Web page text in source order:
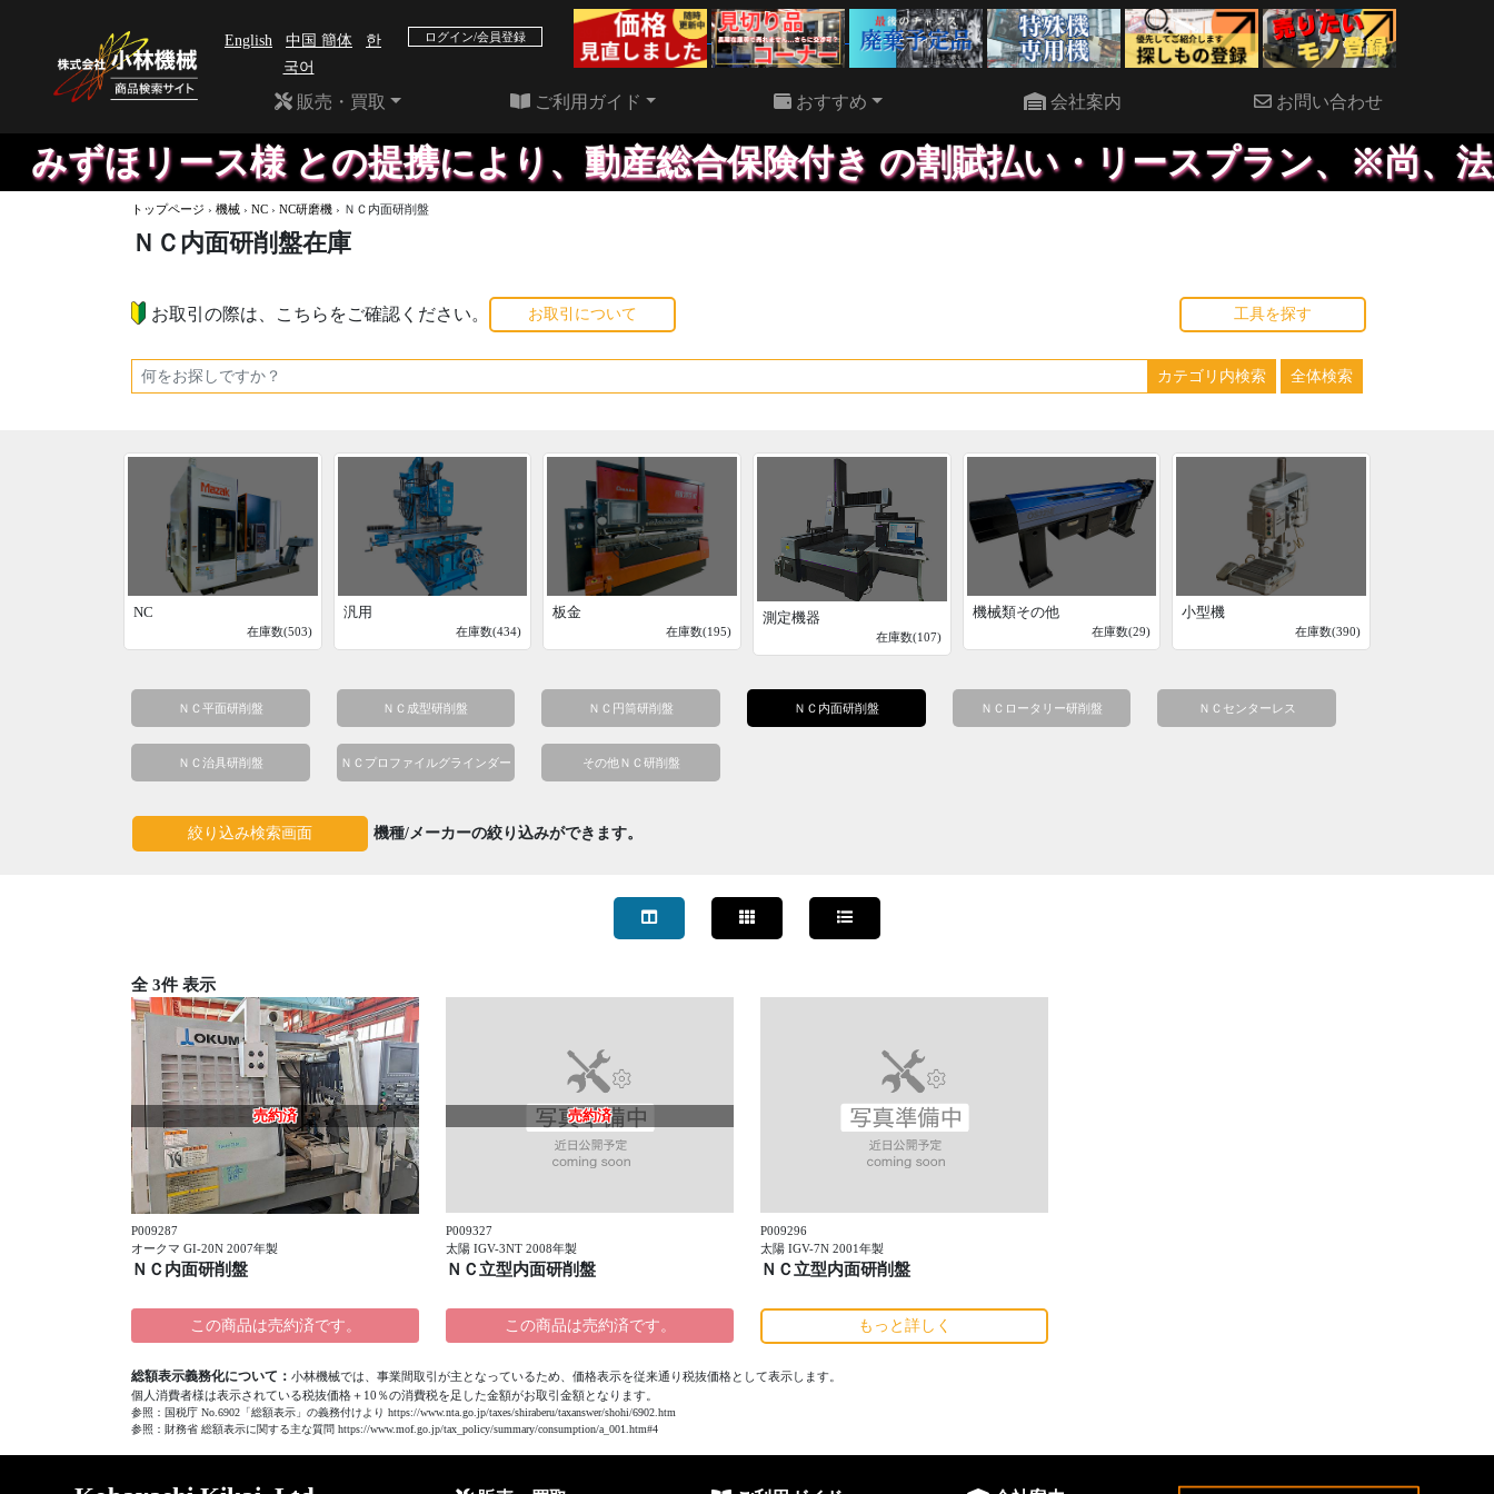
English 中国 簡体
한
국어
ログイン/会員登録 22 件
販売・買取 ご利用ガイド おすすめ 会社案内 お問い合わせ
ス様 との提携により、動産総合保険付き の割賦払い・リースプラン、※尚、法人のみ
トップページ › 機械 › NC › NC研磨機 › ＮＣ内面研削盤
ＮＣ内面研削盤在庫
お取引の際は、こちらをご確認ください。 お取引について 工具を探す
NC
在庫数(503)
汎用
在庫数(434)
板金
在庫数(195)
測定機器
在庫数(107)
機械類その他
在庫数(29)
小型機
在庫数(390)
ＮＣ平面研削盤 ＮＣ成型研削盤 ＮＣ円筒研削盤 ＮＣ内面研削盤 ＮＣロータリー研削盤 ＮＣセンターレス
ＮＣ治具研削盤 ＮＣプロファイルグラインダー その他ＮＣ研削盤
絞り込み検索画面 機種/メーカーの絞り込みができます。
全 3件 表示
売約済
P009287
オークマ GI-20N 2007年製
ＮＣ内面研削盤
この商品は売約済です。
売約済
P009327
太陽 IGV-3NT 2008年製
ＮＣ立型内面研削盤
この商品は売約済です。
P009296
太陽 IGV-7N 2001年製
ＮＣ立型内面研削盤
もっと詳しく
総額表示義務化について： 小林機械では、事業間取引が主となっているため、価格表示を従来通り税抜価格として表示します。
個人消費者様は表示されている税抜価格＋10％の消費税を足した金額がお取引金額となります。
参照：国税庁 No.6902「総額表示」の義務付けより https://www.nta.go.jp/taxes/shiraberu/taxanswer/shohi/6902.htm
参照：財務省 総額表示に関する主な質問 https://www.mof.go.jp/tax_policy/summary/consumption/a_001.htm#4